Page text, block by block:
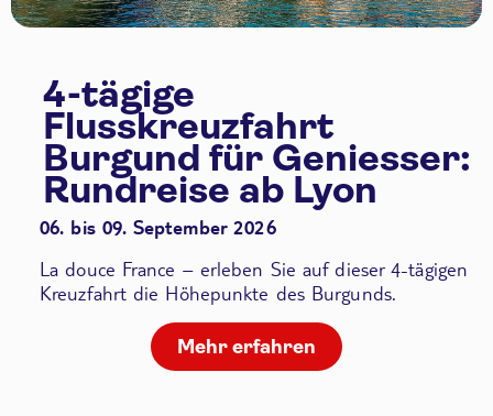
4-tägige
Flusskreuzfahrt
Burgund für Geniesser:
Rundreise ab Lyon
06. bis 09. September 2026
La douce France – erleben Sie auf dieser 4-tägigen
Kreuzfahrt die Höhepunkte des Burgunds.
Mehr erfahren